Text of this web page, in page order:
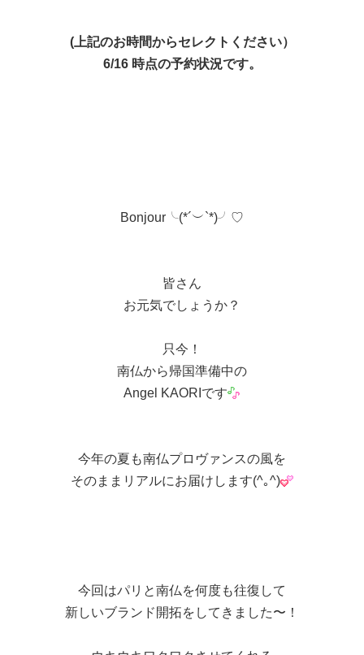
(上記のお時間からセレクトください）
6/16 時点の予約状況です。
Bonjour╰(*´︶`*)╯♡
皆さん
お元気でしょうか？
只今！
南仏から帰国準備中の
Angel KAORIです
今年の夏も南仏プロヴァンスの風を
そのままリアルにお届けします(^｡^)
今回はパリと南仏を何度も往復して
新しいブランド開拓をしてきました〜！